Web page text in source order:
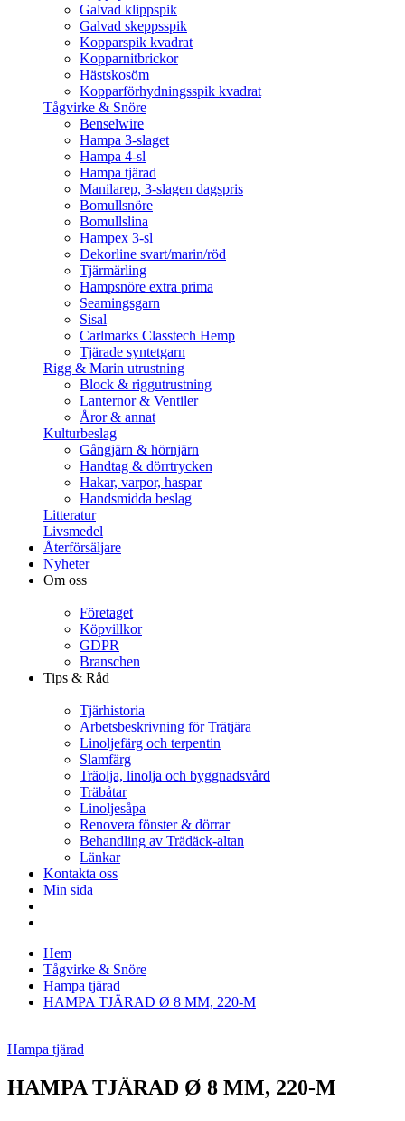
Galvad klippspik
Galvad skeppsspik
Kopparspik kvadrat
Kopparnitbrickor
Hästskosöm
Kopparförhydningsspik kvadrat
Tågvirke & Snöre
Benselwire
Hampa 3-slaget
Hampa 4-sl
Hampa tjärad
Manilarep, 3-slagen dagspris
Bomullsnöre
Bomullslina
Hampex 3-sl
Dekorline svart/marin/röd
Tjärmärling
Hampsnöre extra prima
Seamingsgarn
Sisal
Carlmarks Classtech Hemp
Tjärade syntetgarn
Rigg & Marin utrustning
Block & riggutrustning
Lanternor & Ventiler
Åror & annat
Kulturbeslag
Gångjärn & hörnjärn
Handtag & dörrtrycken
Hakar, varpor, haspar
Handsmidda beslag
Litteratur
Livsmedel
Återförsäljare
Nyheter
Om oss
Företaget
Köpvillkor
GDPR
Branschen
Tips & Råd
Tjärhistoria
Arbetsbeskrivning för Trätjära
Linoljefärg och terpentin
Slamfärg
Träolja, linolja och byggnadsvård
Träbåtar
Linoljesåpa
Renovera fönster & dörrar
Behandling av Trädäck-altan
Länkar
Kontakta oss
Min sida
Hem
Tågvirke & Snöre
Hampa tjärad
HAMPA TJÄRAD Ø 8 MM, 220-M
Hampa tjärad
HAMPA TJÄRAD Ø 8 MM, 220-M